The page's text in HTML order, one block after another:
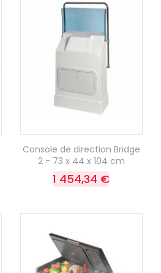
Console de direction Bridge
2 - 73 x 44 x 104 cm
1 454,34 €